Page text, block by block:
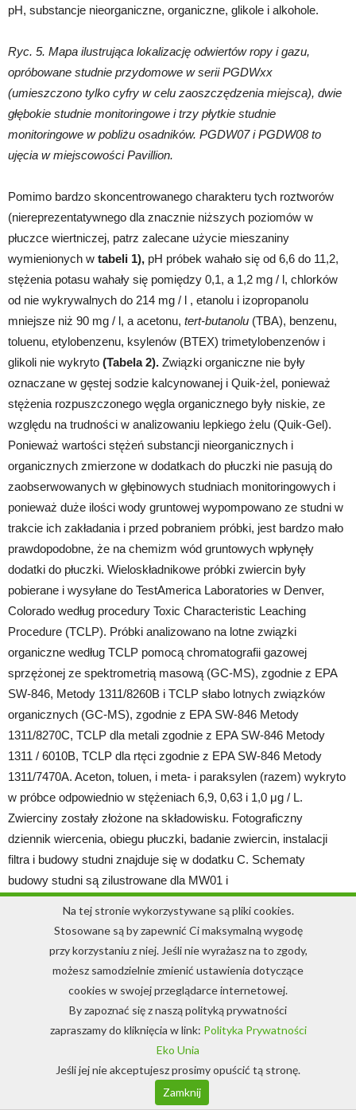
pH, substancje nieorganiczne, organiczne, glikole i alkohole.
Ryc. 5. Mapa ilustrująca lokalizację odwiertów ropy i gazu,
opróbowane studnie przydomowe w serii PGDWxx
(umieszczono tylko cyfry w celu zaoszczędzenia miejsca), dwie
głębokie studnie monitoringowe i trzy płytkie studnie
monitoringowe w pobliżu osadników. PGDW07 i PGDW08 to
ujęcia w miejscowości Pavillion.
Pomimo bardzo skoncentrowanego charakteru tych roztworów
(niereprezentatywnego dla znacznie niższych poziomów w
płuczce wiertniczej, patrz zalecane użycie mieszaniny
wymienionych w tabeli 1), pH próbek wahało się od 6,6 do 11,2,
stężenia potasu wahały się pomiędzy 0,1, a 1,2 mg / l, chlorków
od nie wykrywalnych do 214 mg / l , etanolu i izopropanolu
mniejsze niż 90 mg / l, a acetonu, tert-butanolu (TBA), benzenu,
toluenu, etylobenzenu, ksylenów (BTEX) trimetylobenzenów i
glikoli nie wykryto (Tabela 2). Związki organiczne nie były
oznaczane w gęstej sodzie kalcynowanej i Quik-żel, ponieważ
stężenia rozpuszczonego węgla organicznego były niskie, ze
względu na trudności w analizowaniu lepkiego żelu (Quik-Gel).
Ponieważ wartości stężeń substancji nieorganicznych i
organicznych zmierzone w dodatkach do płuczki nie pasują do
zaobserwowanych w głębinowych studniach monitoringowych i
ponieważ duże ilości wody gruntowej wypompowano ze studni w
trakcie ich zakładania i przed pobraniem próbki, jest bardzo mało
prawdopodobne, że na chemizm wód gruntowych wpłynęły
dodatki do płuczki. Wieloskładnikowe próbki zwiercin były
pobierane i wysyłane do TestAmerica Laboratories w Denver,
Colorado według procedury Toxic Characteristic Leaching
Procedure (TCLP). Próbki analizowano na lotne związki
organiczne według TCLP pomocą chromatografii gazowej
sprzężonej ze spektrometrią masową (GC-MS), zgodnie z EPA
SW-846, Metody 1311/8260B i TCLP słabo lotnych związków
organicznych (GC-MS), zgodnie z EPA SW-846 Metody
1311/8270C, TCLP dla metali zgodnie z EPA SW-846 Metody
1311 / 6010B, TCLP dla rtęci zgodnie z EPA SW-846 Metody
1311/7470A. Aceton, toluen, i meta- i paraksylen (razem) wykryto
w próbce odpowiednio w stężeniach 6,9, 0,63 i 1,0 μg / L.
Zwierciny zostały złożone na składowisku. Fotograficzny
dziennik wiercenia, obiegu płuczki, badanie zwiercin, instalacji
filtra i budowy studni znajduje się w dodatku C. Schematy
budowy studni są zilustrowane dla MW01 i
MW02 na fig. 6A i 6B, odpowiednio. Podczas instalacji MW02,
utworzyły one 5 metrową (17 stóp), podstawę do umieszczenia
filtra. Zwiercin nie dodawano do odwiertu. Ponieważ w otworze
MW01 filtr postanowiono umieścić znacznie powyżej
zakończenia odwiertu, użyto zaprawy cementowej do tworzenia
podstawy filtra. Nie używano smarów do mocowania części
obudowy lub filtra. Filtry studzienne, sekcje obudowy i rura do
cementowania zostały zmontowane nad ziemią (bez dotykania
Na tej stronie wykorzystywane są pliki cookies.
Stosowane są by zapewnić Ci maksymalną wygodę
przy korzystaniu z niej. Jeśli nie wyrażasz na to zgody,
możesz samodzielnie zmienić ustawienia dotyczące
cookies w swojej przeglądarce internetowej.
By zapoznać się z naszą polityką prywatności
zapraszamy do kliknięcia w link: Polityka Prywatności
Eko Unia
Jeśli jej nie akceptujesz prosimy opuścić tą stronę.
Zamknij